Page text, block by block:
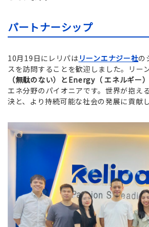
パートナーシップ
10月19日にレリパは リーンエナジー社の
スを訪問することを歓迎しました。リー
（無駄のない）とEnergy（ エネルギー）
エネ分野のパイオニアです。世界が抱え
決と、より持続可能な社会の発展に貢献